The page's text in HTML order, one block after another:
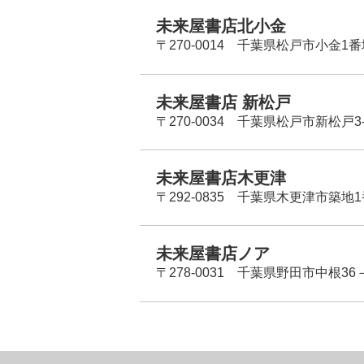
未来屋書店北小金
〒270-0014 千葉県松戸市小金1番
未来屋書店 新松戸
〒270-0034 千葉県松戸市新松戸
未来屋書店木更津
〒292-0835 千葉県木更津市築地1
未来屋書店ノア
〒278-0031 千葉県野田市中根36